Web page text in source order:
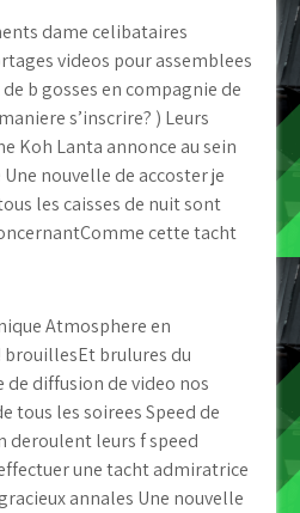
dame celibataires
videos pour assemblees
b gosses en compagnie de
s’inscrire? ) Leurs
Koh Lanta annonce au sein
nouvelle de accoster je
les caisses de nuit sont
cette tacht
Atmosphere en
brouillesEt brulures du
de diffusion de video nos
tous les soirees Speed de
deroulent leurs f speed
une tacht admiratrice
annales Une nouvelle